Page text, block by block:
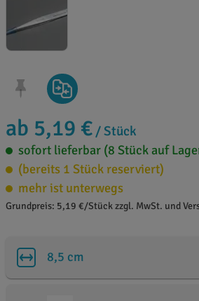
ab 5,19 € / Stück
sofort lieferbar (8 Stück auf
(bereits 1 Stück reserviert)
mehr ist unterwegs
Grundpreis: 5,19 €/Stück zzgl. MwSt. und
8,5 cm